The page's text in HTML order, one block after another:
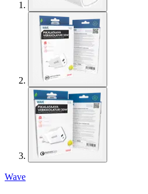
Wave